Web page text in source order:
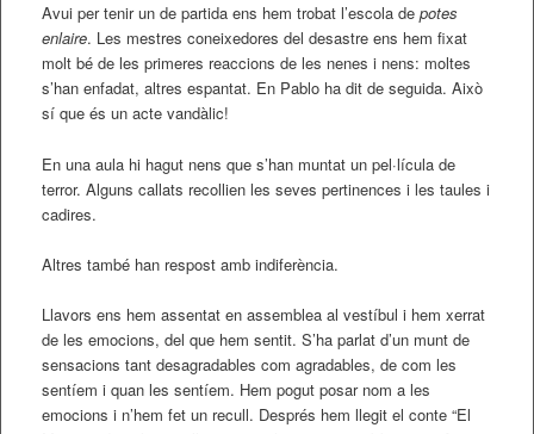
Avui per tenir un de partida ens hem trobat l’escola de potes
enlaire. Les mestres coneixedores del desastre ens hem fixat
molt bé de les primeres reaccions de les nenes i nens: moltes
s’han enfadat, altres espantat. En Pablo ha dit de seguida. Això
sí que és un acte vandàlic!
En una aula hi hagut nens que s’han muntat un pel·lícula de
terror. Alguns callats recollien les seves pertinences i les taules i
cadires.
Altres també han respost amb indiferència.
Llavors ens hem assentat en assemblea al vestíbul i hem xerrat
de les emocions, del que hem sentit. S’ha parlat d’un munt de
sensacions tant desagradables com agradables, de com les
sentíem i quan les sentíem. Hem pogut posar nom a les
emocions i n’hem fet un recull. Després hem llegit el conte “El